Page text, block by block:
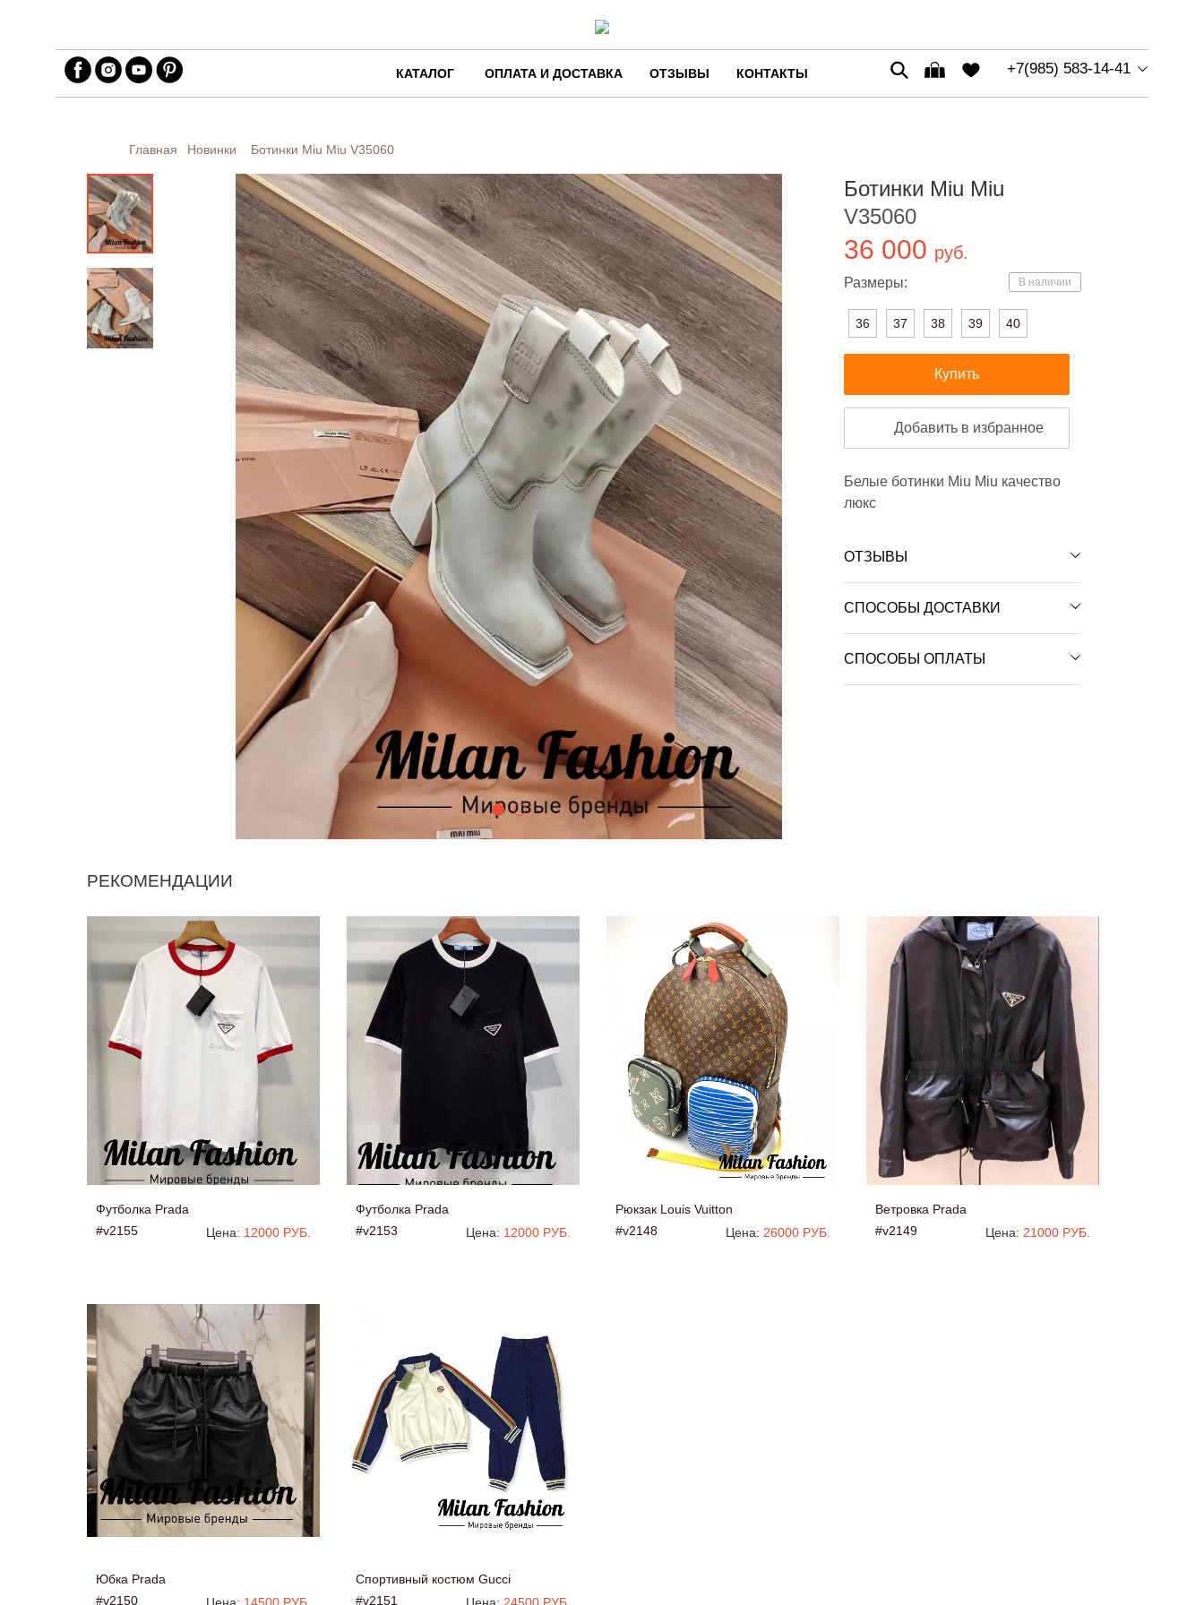
КАТАЛОГ ОПЛАТА И ДОСТАВКА ОТЗЫВЫ КОНТАКТЫ +7(985) 583-14-41
Главная Новинки Ботинки Miu Miu V35060
Ботинки Miu Miu
V35060
36 000 руб.
В наличии
Размеры:
36 37 38 39 40
Купить
Добавить в избранное
Белые ботинки Miu Miu качество
люкс
ОТЗЫВЫ
СПОСОБЫ ДОСТАВКИ
СПОСОБЫ ОПЛАТЫ
РЕКОМЕНДАЦИИ
Футболка Prada
#v2155
Цена: 12000 РУБ.
Футболка Prada
#v2153
Цена: 12000 РУБ.
Рюкзак Louis Vuitton
#v2148
Цена: 26000 РУБ.
Ветровка Prada
#v2149
Цена: 21000 РУБ.
Юбка Prada
#v2150
Спортивный костюм Gucci
#v2151